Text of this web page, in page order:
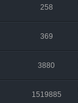
258
369
3880
1519885